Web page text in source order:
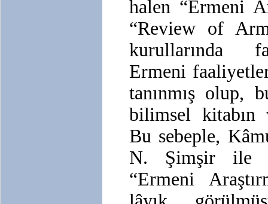
halen “Ermeni
“Review of
kurullarında
Ermeni
tanınmış olup,
bilimsel kitabın
Bu sebeple,
N. Şimşir ile
“Ermeni